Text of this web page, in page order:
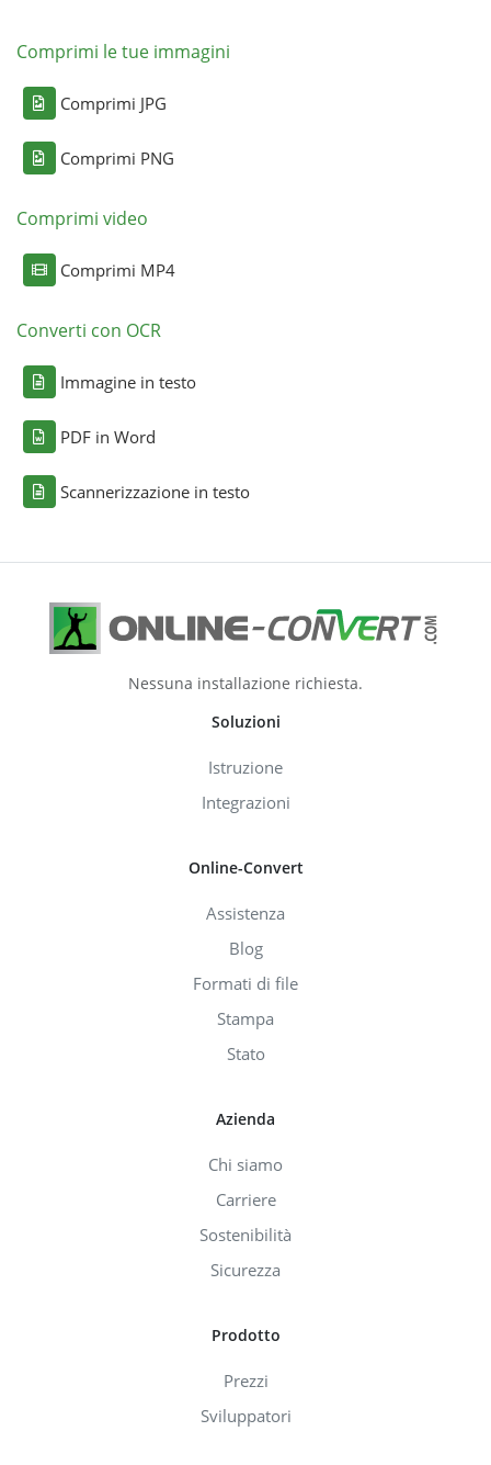
Comprimi le tue immagini
Comprimi JPG
Comprimi PNG
Comprimi video
Comprimi MP4
Converti con OCR
Immagine in testo
PDF in Word
Scannerizzazione in testo
Nessuna installazione richiesta.
Soluzioni
Istruzione
Integrazioni
Online-Convert
Assistenza
Blog
Formati di file
Stampa
Stato
Azienda
Chi siamo
Carriere
Sostenibilità
Sicurezza
Prodotto
Prezzi
Sviluppatori